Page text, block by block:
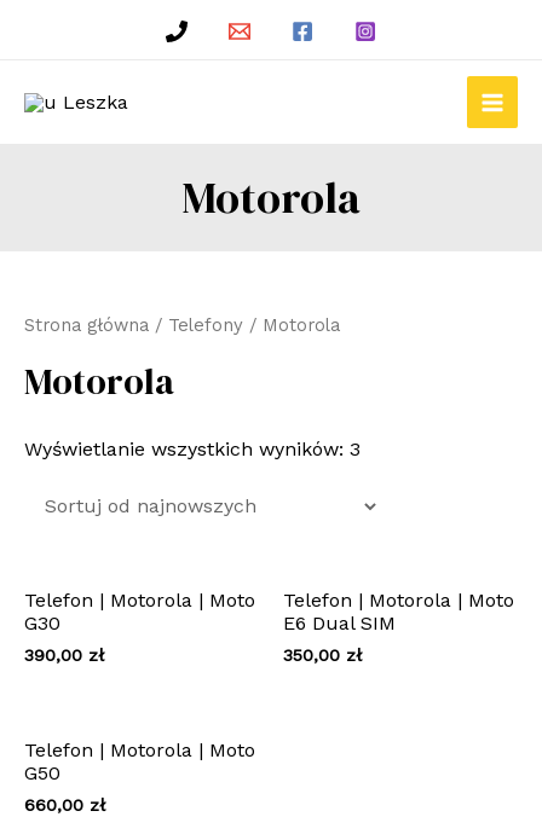
Main
Motorola
Strona główna / Telefony / Motorola
Motorola
Wyświetlanie wszystkich wyników: 3
Telefon | Motorola | Moto
G30
390,00 zł
Telefon | Motorola | Moto
E6 Dual SIM
350,00 zł
Telefon | Motorola | Moto
G50
660,00 zł